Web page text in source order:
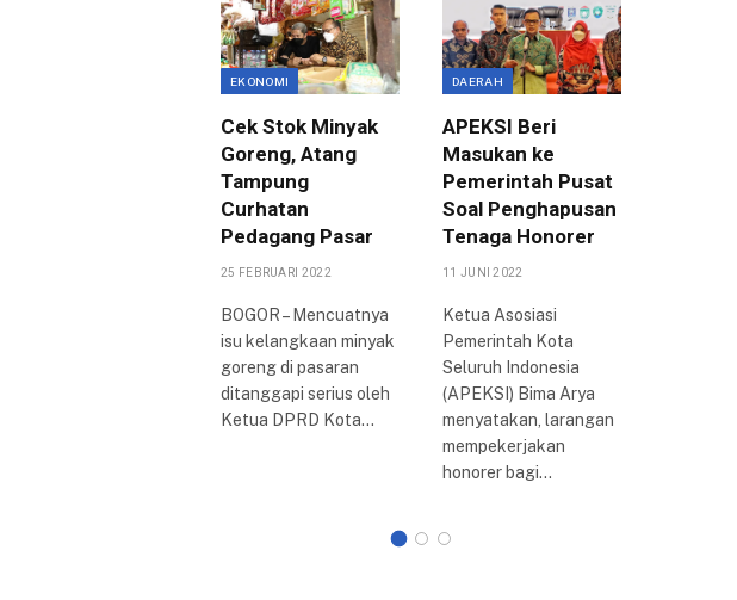
EKONOMI
Cek Stok Minyak
Goreng, Atang
Tampung
Curhatan
Pedagang Pasar
25 FEBRUARI 2022
BOGOR – Mencuatnya
isu kelangkaan minyak
goreng di pasaran
ditanggapi serius oleh
Ketua DPRD Kota…
DAERAH
APEKSI Beri
Masukan ke
Pemerintah Pusat
Soal Penghapusan
Tenaga Honorer
11 JUNI 2022
Ketua Asosiasi
Pemerintah Kota
Seluruh Indonesia
(APEKSI) Bima Arya
menyatakan, larangan
mempekerjakan
honorer bagi…